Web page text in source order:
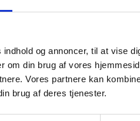
og annoncer, til at vise
om din brug af vores
Vores partnere kan
brug af deres tjenester.
Klaus Kjersgaard
mm.
institutioner og